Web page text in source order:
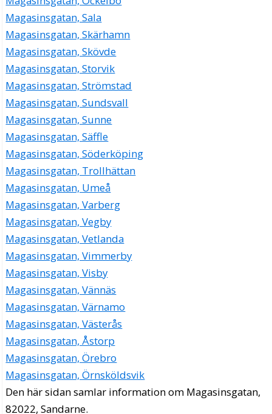
Magasinsgatan, Sala
Magasinsgatan, Skärhamn
Magasinsgatan, Skövde
Magasinsgatan, Storvik
Magasinsgatan, Strömstad
Magasinsgatan, Sundsvall
Magasinsgatan, Sunne
Magasinsgatan, Säffle
Magasinsgatan, Söderköping
Magasinsgatan, Trollhättan
Magasinsgatan, Umeå
Magasinsgatan, Varberg
Magasinsgatan, Vegby
Magasinsgatan, Vetlanda
Magasinsgatan, Vimmerby
Magasinsgatan, Visby
Magasinsgatan, Vännäs
Magasinsgatan, Värnamo
Magasinsgatan, Västerås
Magasinsgatan, Åstorp
Magasinsgatan, Örebro
Magasinsgatan, Örnsköldsvik
Den här sidan samlar information om Magasinsgatan,
82022, Sandarne.